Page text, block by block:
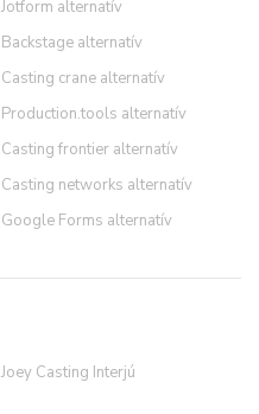
Jotform alternatív
Backstage alternatív
Casting crane alternatív
Production.tools alternatív
Casting frontier alternatív
Casting networks alternatív
Google Forms alternatív
Joey Casting Interjú